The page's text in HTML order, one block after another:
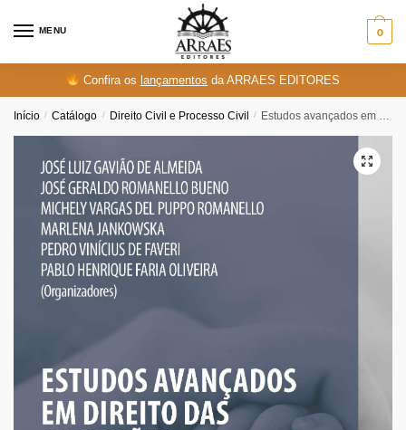
MENU 0
Confira os lançamentos da ARRAES EDITORES
Início / Catálogo / Direito Civil e Processo Civil / Estudos avançados em direito das sucessões